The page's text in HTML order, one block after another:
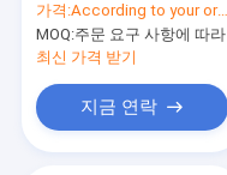
가격:According to your order requirement
MOQ:주문 요구 사항에 따라
최신 가격 받기
지금 연락